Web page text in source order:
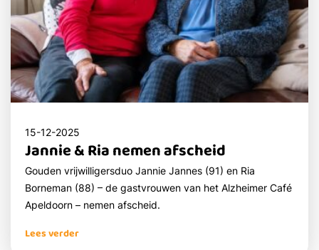
15-12-2025
Jannie & Ria nemen afscheid
Gouden vrijwilligersduo Jannie Jannes (91) en Ria
Borneman (88) – de gastvrouwen van het Alzheimer Café
Apeldoorn – nemen afscheid.
Lees verder